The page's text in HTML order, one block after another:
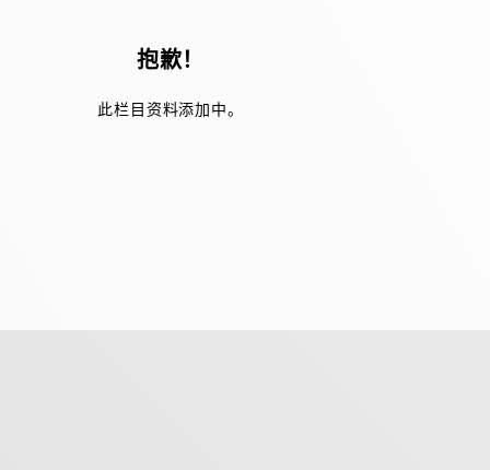
抱歉！
此栏目资料添加中。